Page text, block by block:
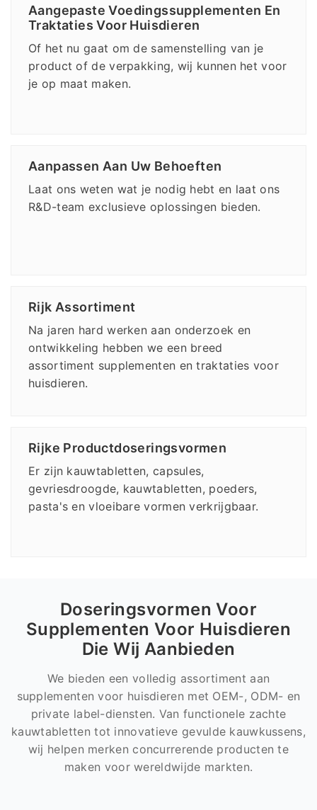
Aangepaste Voedingssupplementen En
Traktaties Voor Huisdieren
Of het nu gaat om de samenstelling van je
product of de verpakking, wij kunnen het voor
je op maat maken.
Aanpassen Aan Uw Behoeften
Laat ons weten wat je nodig hebt en laat ons
R&D-team exclusieve oplossingen bieden.
Rijk Assortiment
Na jaren hard werken aan onderzoek en
ontwikkeling hebben we een breed
assortiment supplementen en traktaties voor
huisdieren.
Rijke Productdoseringsvormen
Er zijn kauwtabletten, capsules,
gevriesdroogde, kauwtabletten, poeders,
pasta's en vloeibare vormen verkrijgbaar.
Doseringsvormen Voor
Supplementen Voor Huisdieren
Die Wij Aanbieden
We bieden een volledig assortiment aan
supplementen voor huisdieren met OEM-, ODM- en
private label-diensten. Van functionele zachte
kauwtabletten tot innovatieve gevulde kauwkussens,
wij helpen merken concurrerende producten te
maken voor wereldwijde markten.